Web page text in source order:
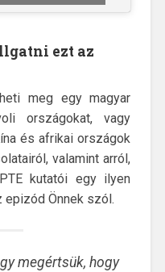
ezt az
meg egy magyar
országokat, vagy
és afrikai országok
valamint arról,
kutatói egy ilyen
epizód Önnek szól.
megértsük, hogy